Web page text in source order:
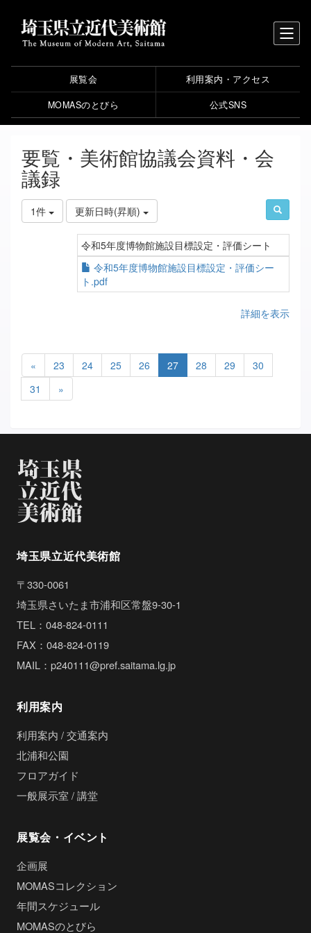
展覧会 利用案内・アクセス
MOMASのとびら 公式SNS
要覧・美術館協議会資料・会
議録
1件 更新日時(昇順)
令和5年度博物館施設目標設定・評価シート
令和5年度博物館施設目標設定・評価シー
ト.pdf
詳細を表示
« 23 24 25 26 27 28 29
30
31
»
埼玉県立近代美術館
〒330-0061
埼玉県さいたま市浦和区常盤9-30-1
TEL：048-824-0111
FAX：048-824-0119
MAIL：p240111@pref.saitama.lg.jp
利用案内
利用案内 / 交通案内
北浦和公園
フロアガイド
一般展示室 / 講堂
展覧会・イベント
企画展
MOMASコレクション
年間スケジュール
MOMASのとびら